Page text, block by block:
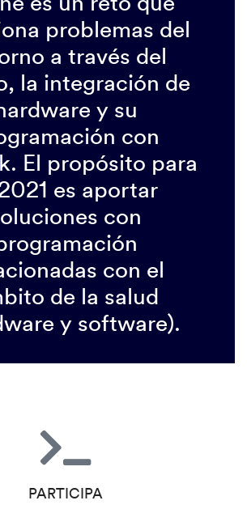
problemas del
a través del
la integración de
y su
con
El propósito para
es aportar
con
con el
de la salud
y software).
PARTICIPA